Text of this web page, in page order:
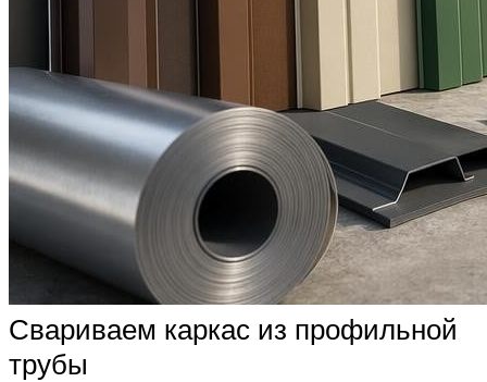
Свариваем каркас из профильной
трубы